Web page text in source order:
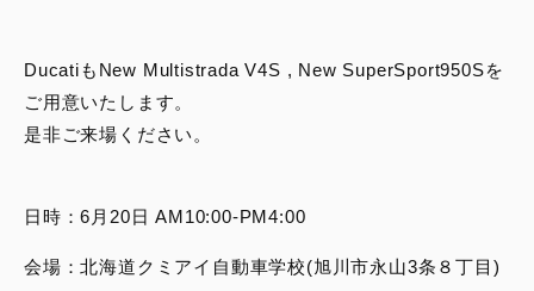
DucatiもNew Multistrada V4S , New SuperSport950Sを
ご用意いたします。
是非ご来場ください。
日時：6月20日 AM10:00-PM4:00
会場：北海道クミアイ自動車学校(旭川市永山3条８丁目)